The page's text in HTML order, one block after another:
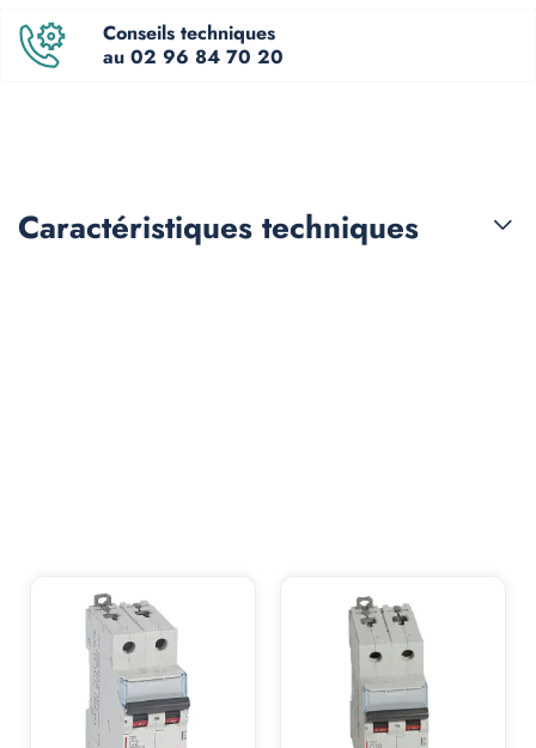
Conseils techniques
au 02 96 84 70 20
Caractéristiques techniques